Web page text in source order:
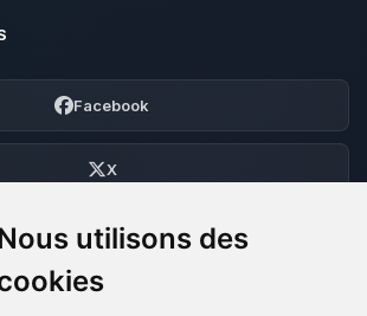
utilisons des
Facebook
X
Discord
Forum